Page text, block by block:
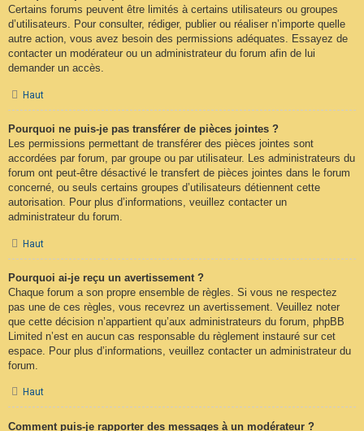
Certains forums peuvent être limités à certains utilisateurs ou groupes
d’utilisateurs. Pour consulter, rédiger, publier ou réaliser n’importe quelle
autre action, vous avez besoin des permissions adéquates. Essayez de
contacter un modérateur ou un administrateur du forum afin de lui
demander un accès.
Haut
Pourquoi ne puis-je pas transférer de pièces jointes ?
Les permissions permettant de transférer des pièces jointes sont
accordées par forum, par groupe ou par utilisateur. Les administrateurs du
forum ont peut-être désactivé le transfert de pièces jointes dans le forum
concerné, ou seuls certains groupes d’utilisateurs détiennent cette
autorisation. Pour plus d’informations, veuillez contacter un
administrateur du forum.
Haut
Pourquoi ai-je reçu un avertissement ?
Chaque forum a son propre ensemble de règles. Si vous ne respectez
pas une de ces règles, vous recevrez un avertissement. Veuillez noter
que cette décision n’appartient qu’aux administrateurs du forum, phpBB
Limited n’est en aucun cas responsable du règlement instauré sur cet
espace. Pour plus d’informations, veuillez contacter un administrateur du
forum.
Haut
Comment puis-je rapporter des messages à un modérateur ?